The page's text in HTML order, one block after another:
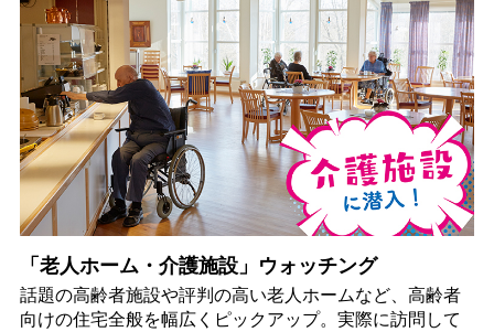
「老人ホーム・介護施設」ウォッチング
話題の高齢者施設や評判の高い老人ホームなど、高齢者
向けの住宅全般を幅広くピックアップ。実際に訪問して